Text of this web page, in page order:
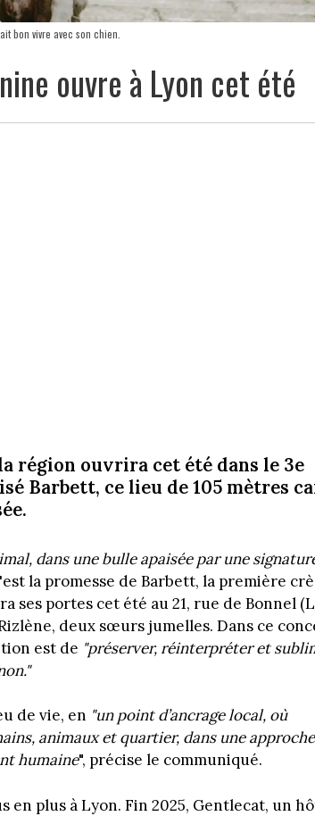
bon vivre avec son chien.
ouvre à Lyon cet été
région ouvrira cet été dans le 3e
Barbett, ce lieu de 105 mètres
dans une bulle apaisée par une
la promesse de Barbett, la première
ses portes cet été au 21, rue de Bonnel
deux sœurs jumelles. Dans ce
est de "préserver, réinterpréter et
de vie, en "un point d’ancrage local, où
animaux et quartier, dans une
humaine", précise le communiqué.
en plus à Lyon. Fin 2025, Gentlecat, un